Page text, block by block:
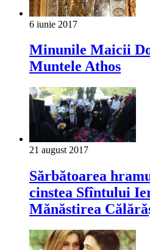
6 iunie 2017
Minunile Maicii
Muntele Athos
21 august 2017
Sărbătoarea
cinstea Sfîntului
Mănăstirea